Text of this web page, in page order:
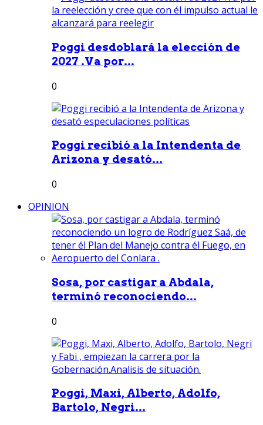
Poggi desdoblará la elección de
2027 .Va por...
0
Poggi recibió a la Intendenta de
Arizona y desató...
0
OPINION
Sosa, por castigar a Abdala,
terminó reconociendo...
0
Poggi, Maxi, Alberto, Adolfo,
Bartolo, Negri...